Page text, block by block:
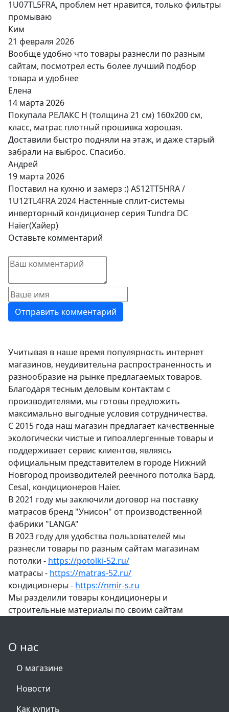
1U07TL5FRA, проблем нет нравится, только фильтры
промываю
Ким
21 февраля 2026
Вообще удобно что товары разнесли по разным
сайтам, посмотрел есть более лучший подбор
товара и удобнее
Елена
14 марта 2026
Покупала РЕЛАКС Н (толщина 21 см) 160х200 см,
класс, матрас плотный прошивка хорошая.
Доставили быстро подняли на этаж, и даже старый
забрали на выброс. Спасибо.
Андрей
19 марта 2026
Поставил на кухню и замерз :) AS12TT5HRA /
1U12TL4FRA 2024 Настенные сплит-системы
инверторный кондиционер серия Tundra DC
Haier(Хайер)
Оставьте комментарий
Учитывая в наше время популярность интернет
магазинов, неудивительна распространенность и
разнообразие на рынке предлагаемых товаров.
Благодаря тесным деловым контактам с
производителями, мы готовы предложить
максимально выгодные условия сотрудничества.
С 2015 года наш магазин предлагает качественные
экологически чистые и гипоаллергенные товары и
поддерживает сервис клиентов, являясь
официальным представителем в городе Нижний
Новгород производителей реечного потолка Бард,
Cesal, кондиционеров Haier.
В 2021 году мы заключили договор на поставку
матрасов бренд "Унисон" от производственной
фабрики "LANGA"
В 2023 году для удобства пользователей мы
разнесли товары по разным сайтам магазинам
потолки - https://potolki-52.ru/
матрасы - https://matras-52.ru/
кондиционеры - https://nmir-s.ru
Мы разделили товары кондиционеры и
строительные материалы по своим сайтам
О нас
О магазине
Новости
Как купить